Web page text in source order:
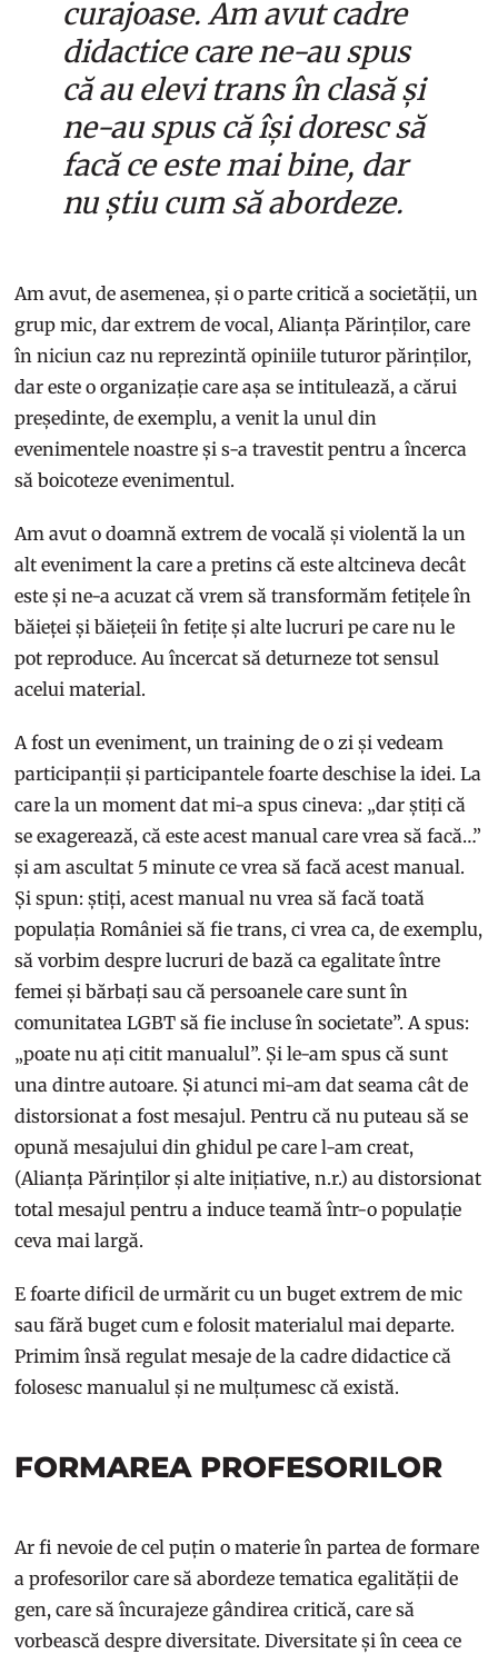
curajoase. Am avut cadre
didactice care ne-au spus
că au elevi trans în clasă și
ne-au spus că își doresc să
facă ce este mai bine, dar
nu știu cum să abordeze.
Am avut, de asemenea, și o parte critică a societății, un
grup mic, dar extrem de vocal, Alianța Părinților, care
în niciun caz nu reprezintă opiniile tuturor părinților,
dar este o organizație care așa se intitulează, a cărui
președinte, de exemplu, a venit la unul din
evenimentele noastre și s-a travestit pentru a încerca
să boicoteze evenimentul.
Am avut o doamnă extrem de vocală și violentă la un
alt eveniment la care a pretins că este altcineva decât
este și ne-a acuzat că vrem să transformăm fetițele în
băieței și băiețeii în fetițe și alte lucruri pe care nu le
pot reproduce. Au încercat să deturneze tot sensul
acelui material.
A fost un eveniment, un training de o zi și vedeam
participanții și participantele foarte deschise la idei. La
care la un moment dat mi-a spus cineva: „dar știți că
se exagerează, că este acest manual care vrea să facă…”
și am ascultat 5 minute ce vrea să facă acest manual.
Și spun: știți, acest manual nu vrea să facă toată
populația României să fie trans, ci vrea ca, de exemplu,
să vorbim despre lucruri de bază ca egalitate între
femei și bărbați sau că persoanele care sunt în
comunitatea LGBT să fie incluse în societate”. A spus:
„poate nu ați citit manualul”. Și le-am spus că sunt
una dintre autoare. Și atunci mi-am dat seama cât de
distorsionat a fost mesajul. Pentru că nu puteau să se
opună mesajului din ghidul pe care l-am creat,
(Alianța Părinților și alte inițiative, n.r.) au distorsionat
total mesajul pentru a induce teamă într-o populație
ceva mai largă.
E foarte dificil de urmărit cu un buget extrem de mic
sau fără buget cum e folosit materialul mai departe.
Primim însă regulat mesaje de la cadre didactice că
folosesc manualul și ne mulțumesc că există.
FORMAREA PROFESORILOR
Ar fi nevoie de cel puțin o materie în partea de formare
a profesorilor care să abordeze tematica egalității de
gen, care să încurajeze gândirea critică, care să
vorbească despre diversitate. Diversitate și în ceea ce